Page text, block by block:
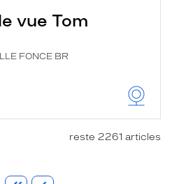
vue Tom
FONCE BR
reste 2261 articles